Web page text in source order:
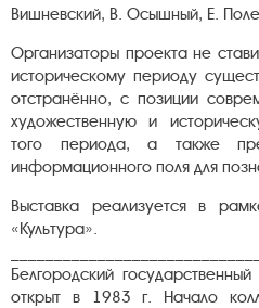
Вишневский, В. Осышный, Е.
Организаторы проекта не
историческому периоду
отстранённо, с позиции
художественную и
того периода, а также
информационного поля для
Выставка реализуется в
«Культура».
Белгородский
открыт в 1983 г. Начало